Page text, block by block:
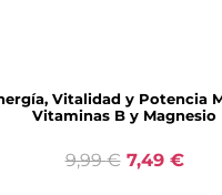
Vitalidad y Potencia
Vitaminas B y Magnesio
9,99€ 7,49 €